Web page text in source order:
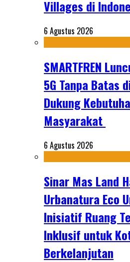
Villages di
6 Agustus 2026
SMARTFREN
5G Tanpa Batas
Dukung
Masyarakat
6 Agustus 2026
Sinar Mas Land
Urbanatura Eco
Inisiatif Ruang
Inklusif untuk
Berkelanjutan